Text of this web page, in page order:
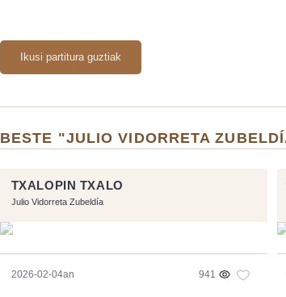
Ikusi partitura guztiak
BESTE "JULIO VIDORRETA
TXALOPIN TXALO
Julio Vidorreta Zubeldía
2026-02-04an 941